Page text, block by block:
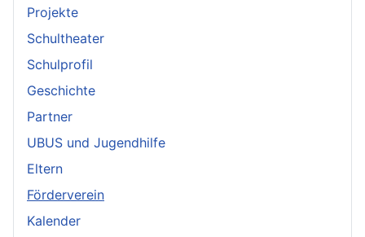
Projekte
Schultheater
Schulprofil
Geschichte
Partner
UBUS und Jugendhilfe
Eltern
Förderverein
Kalender